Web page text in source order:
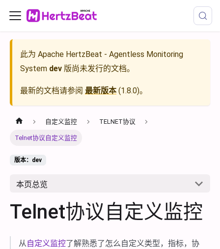
此为 Apache HertzBeat - Agentless Monitoring
System dev 版尚未发行的文档。
最新的文档请参阅 最新版本(1.8.0)。
自定义监控 TELNET协议
Telnet协议自定义监控
版本：dev
本页总览
Telnet协议自定义监控
从自定义监控了解熟悉了怎么自定义类型，指标，协